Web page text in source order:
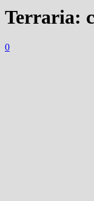
Terraria:
0